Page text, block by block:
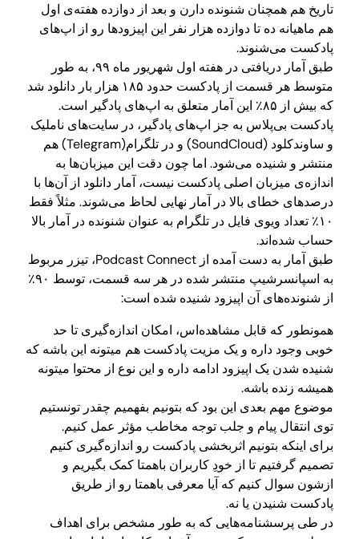
تاریخ هم همچنان شنونده دارن و بعد از دوازده هفته‌ی اول
هم ماهیانه ده تا دوازده هزار نفر این اپیزودها رو از اپ‌های
پادکست می‌شنوند.
طبق آمار دریافتی در هفته اول شهریور ماه ۹۹، به طور
متوسط هر قسمت از پادکست حدود ۱۸۵ هزار بار دانلود شد
که بیش از ۸۵٪ این آمار متعلق به اپ‌های پادگیر است.
پادکست بی‌پلاس به جز اپ‌های پادگیر، در سایت‌های ناملیک
و ساوندکلود (SoundCloud) و در تلگرام(Telegram) هم
منتشر و شنیده می‌شود. اما چون دقت این میزبان‌ها به
اندازه‌ی میزبان اصلی پادکست نیست، آمار دانلود از آن‌ها با
درصدهای خطای بالا در آمار نهایی لحاظ می‌شوند. مثلاً فقط
۱۰٪ تعداد ویوی فایل در تلگرام به عنوان شنونده در آمار بالا
حساب شده‌اند.
طبق آمار به دست آمده از Podcast Connect، تیزر مربوط
به اسپانسرشیپ منتشر شده در هر سه قسمت، توسط ۹۰٪
از شنونده‌های آن اپیزود شنیده شده است:
همونطور که قابل مشاهده‌اس، امکان اندازه‌گیری تا حد
خوبی وجود داره و یک مزیت پادکست هم میتونه این باشه که
شنیده شدن یک اپیزود ادامه داره و این نوع از محتوا میتونه
همیشه زنده باشه.
موضوع مهم بعدی این بود که بتونیم بفهمیم چقدر تونستیم
توی انتقال پیام و جلب توجه مخاطب مؤثر عمل کنیم.
برای اینکه بتونیم اثربخشی پادکست رو اندازه‌گیری کنیم
تصمیم گرفتیم تا از خودِ کاربران باهمتا کمک بگیریم و
ازشون سوال کنیم که آیا معرفی باهمتا رو از طریق
پادکست شنیدن یا نه.
در طی پرسشنامه‌هایی که به طور مشخص برای اهداف